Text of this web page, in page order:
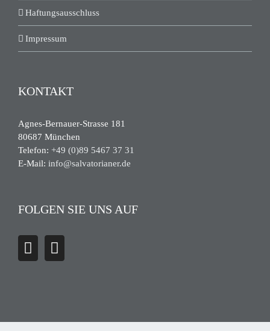
Haftungsausschluss
Impressum
KONTAKT
Agnes-Bernauer-Strasse 181
80687 München
Telefon: +49 (0)89 5467 37 31
E-Mail: info@salvatorianer.de
FOLGEN SIE UNS AUF